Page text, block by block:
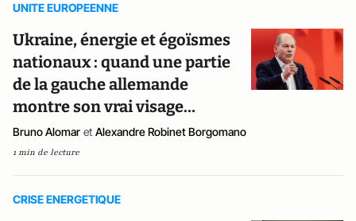
UNITE EUROPEENNE
Ukraine, énergie et égoïsmes
nationaux : quand une partie
de la gauche allemande
montre son vrai visage…
Bruno Alomar et Alexandre Robinet Borgomano
1 min de lecture
CRISE ENERGETIQUE